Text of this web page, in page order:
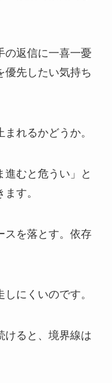
の返信に一喜一憂
優先したい気持ち
れるかどうか。
進むと危うい」と
す。
スを落とす。依存
にくいのです。
けると、境界線は